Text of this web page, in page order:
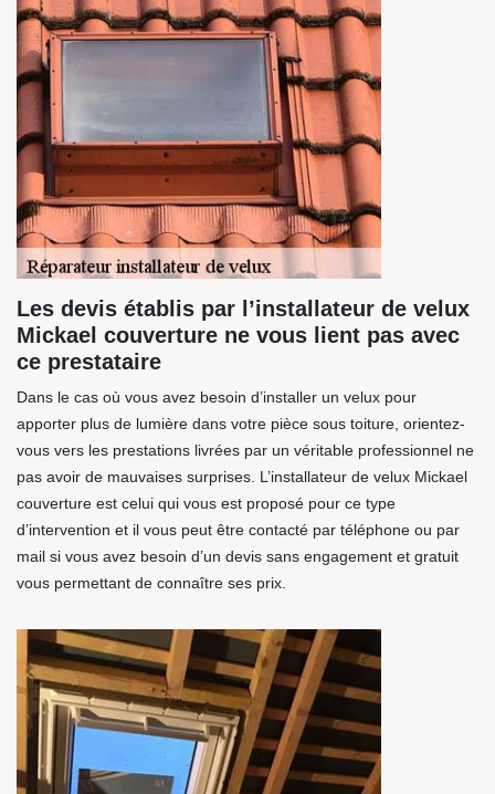
Les devis établis par l’installateur de velux
Mickael couverture ne vous lient pas avec
ce prestataire
Dans le cas où vous avez besoin d’installer un velux pour
apporter plus de lumière dans votre pièce sous toiture, orientez-
vous vers les prestations livrées par un véritable professionnel ne
pas avoir de mauvaises surprises. L’installateur de velux Mickael
couverture est celui qui vous est proposé pour ce type
d’intervention et il vous peut être contacté par téléphone ou par
mail si vous avez besoin d’un devis sans engagement et gratuit
vous permettant de connaître ses prix.